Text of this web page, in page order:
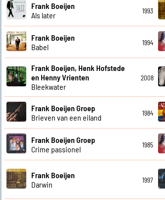
Frank Boeijen
Als later
1993
Frank Boeijen
Babel
1994
Frank Boeijen, Henk Hofstede
en Henny Vrienten
Bleekwater
2008
Frank Boeijen Groep
Brieven van een eiland
1984
Frank Boeijen Groep
Crime passionel
1985
Frank Boeijen
Darwin
1997